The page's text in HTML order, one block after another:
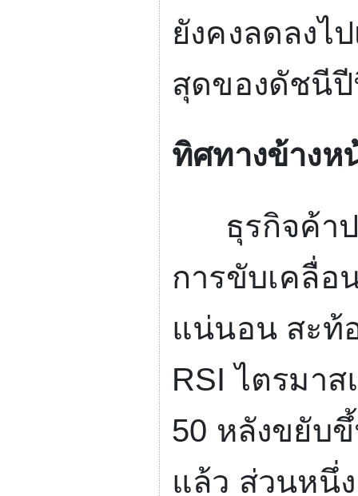
ยังคงลดลงไ
สุดของดัชนี
ทิศทางข้างห
ธุรกิจค้าปลี
การขับเคลื่อ
แน่นอน สะท้
RSIไตรมา
50 หลังขยับ
แล้ว ส่วนหนึ่